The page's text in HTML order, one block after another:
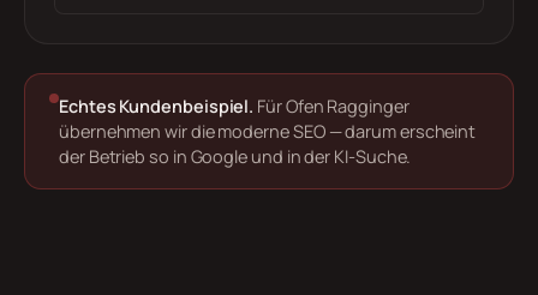
Echtes Kundenbeispiel. Für Ofen Ragginger
übernehmen wir die moderne SEO — darum erscheint
der Betrieb so in Google und in der KI-Suche.